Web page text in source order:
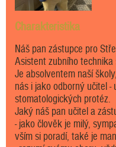
Charakteristika
Náš pan zástupce pro
Asistent zubního
Je absolventem naší
nás i jako odborný učitel
stomatologických protéz.
Jaký náš pan učitel a
- jako člověk je milý,
vším si poradí, také je